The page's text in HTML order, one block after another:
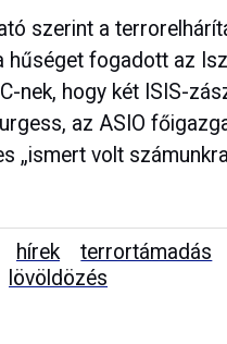
szerint a
hűséget fogadott az
nek, hogy két ISIS-
az ASIO
„ismert volt
hírek terrortámadás
lövöldözés